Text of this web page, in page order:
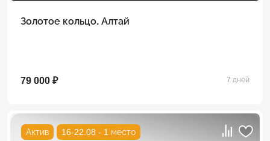
Золотое кольцо. Алтай
79 000 ₽ 7 дней
Актив
16-22.08 - 1 место